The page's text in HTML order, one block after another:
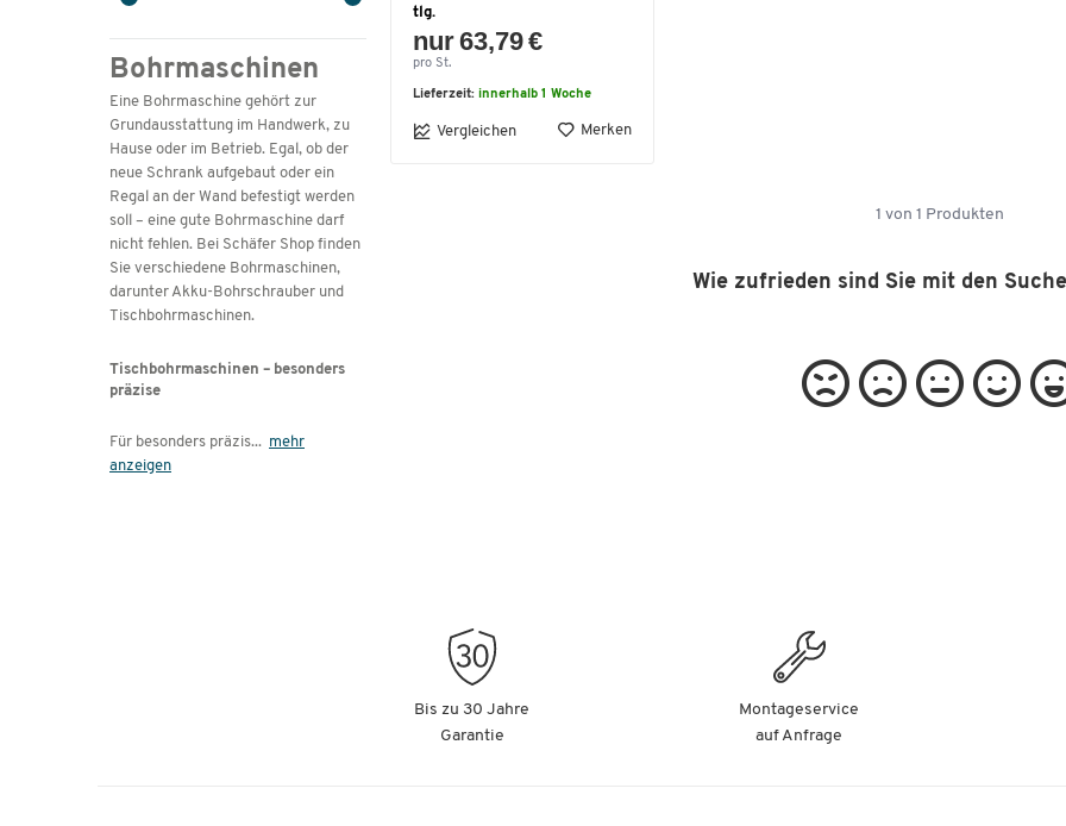
Bohrmaschinen
Eine Bohrmaschine gehört zur
Grundausstattung im Handwerk, zu
Hause oder im Betrieb. Egal, ob der
neue Schrank aufgebaut oder ein
Regal an der Wand befestigt werden
soll – eine gute Bohrmaschine darf
nicht fehlen. Bei Schäfer Shop finden
Sie verschiedene Bohrmaschinen,
darunter Akku-Bohrschrauber und
Tischbohrmaschinen.
Tischbohrmaschinen – besonders
präzise
Für besonders präzis... mehr
anzeigen
tlg.
nur 63,79 €
pro St.
Lieferzeit: innerhalb 1 Woche
Vergleichen Merken
1 von 1 Produkten
Wie zufrieden sind Sie mit den
Bis zu 30 Jahre
Garantie
Montageservice
auf Anfrage